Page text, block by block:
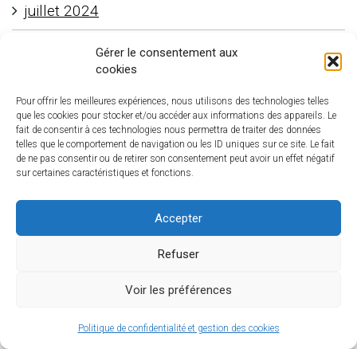
Gérer le consentement aux
cookies
Pour offrir les meilleures expériences, nous utilisons des technologies telles
que les cookies pour stocker et/ou accéder aux informations des appareils. Le
fait de consentir à ces technologies nous permettra de traiter des données
telles que le comportement de navigation ou les ID uniques sur ce site. Le fait
de ne pas consentir ou de retirer son consentement peut avoir un effet négatif
sur certaines caractéristiques et fonctions.
Accepter
Refuser
Voir les préférences
Politique de confidentialité et gestion des cookies
juillet 2024
avril 2024
mars 2024
février 2024
janvier 2024